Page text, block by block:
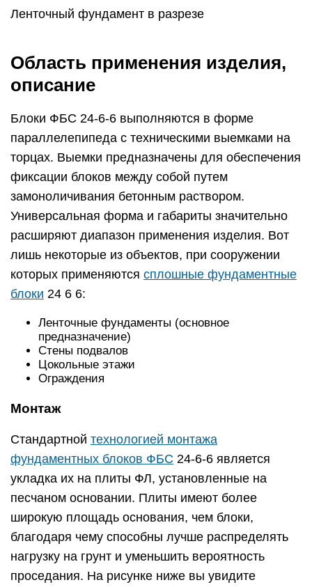
Ленточный фундамент в разрезе
Область применения изделия,
описание
Блоки ФБС 24-6-6 выполняются в форме
параллелепипеда с техническими выемками на
торцах. Выемки предназначены для обеспечения
фиксации блоков между собой путем
замоноличивания бетонным раствором.
Универсальная форма и габариты значительно
расширяют диапазон применения изделия. Вот
лишь некоторые из объектов, при сооружении
которых применяются сплошные фундаментные
блоки 24 6 6:
Ленточные фундаменты (основное
предназначение)
Стены подвалов
Цокольные этажи
Ограждения
Монтаж
Стандартной технологией монтажа
фундаментных блоков ФБС 24-6-6 является
укладка их на плиты ФЛ, установленные на
песчаном основании. Плиты имеют более
широкую площадь основания, чем блоки,
благодаря чему способны лучше распределять
нагрузку на грунт и уменьшить вероятность
проседания. На рисунке ниже вы увидите